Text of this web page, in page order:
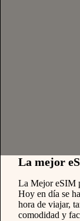
La mejor
La Mejor eSIM
Hoy en día se
hora de viajar,
comodidad y